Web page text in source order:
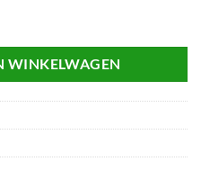
WINKELWAGEN